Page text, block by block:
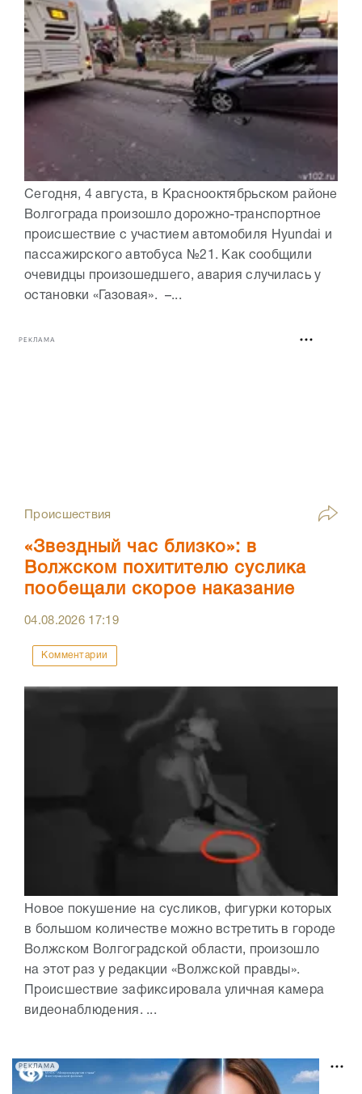
Сегодня, 4 августа, в Краснооктябрьском районе
Волгограда произошло дорожно-транспортное
происшествие с участием автомобиля Hyundai и
пассажирского автобуса №21. Как сообщили
очевидцы произошедшего, авария случилась у
остановки «Газовая». –...
РЕКЛАМА
Происшествия
«Звездный час близко»: в
Волжском похитителю суслика
пообещали скорое наказание
04.08.2026 17:19
Комментарии
Новое покушение на сусликов, фигурки которых
в большом количестве можно встретить в городе
Волжском Волгоградской области, произошло
на этот раз у редакции «Волжской правды».
Происшествие зафиксировала уличная камера
видеонаблюдения. ...
РЕКЛАМА